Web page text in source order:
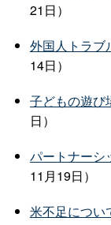
21日）
外国人トラブ
14日）
子どもの遊び
日）
パートナーシ
11月19日）
米不足につい